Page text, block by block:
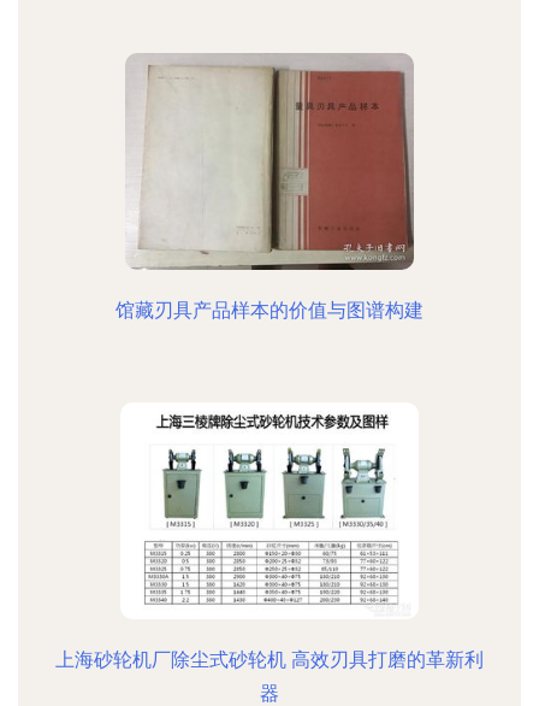
馆藏刃具产品样本的价值与图谱构建
上海砂轮机厂除尘式砂轮机 高效刃具打磨的革新利
器